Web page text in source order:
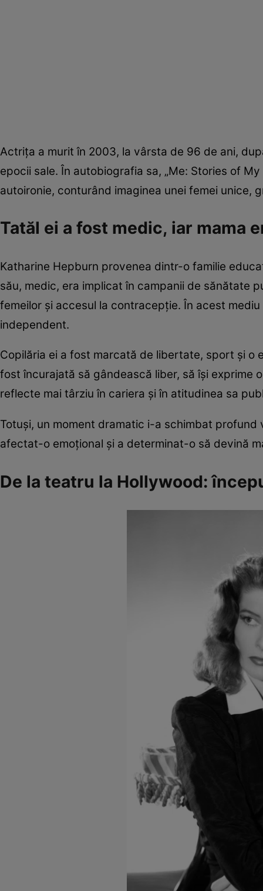
Actrița a murit în 2003, la vârsta de 96 de ani,
epocii sale. În autobiografia sa, „Me: Stories of
autoironie, conturând imaginea unei femei unice,
Tatăl ei a fost medic, iar mama
Katharine Hepburn provenea dintr-o familie
său, medic, era implicat în campanii de sănătate
femeilor și accesul la contracepție. În acest
independent.
Copilăria ei a fost marcată de libertate, sport și o
fost încurajată să gândească liber, să își exprime
reflecte mai târziu în cariera și în atitudinea sa
Totuși, un moment dramatic i-a schimbat
afectat-o emoțional și a determinat-o să devină
De la teatru la Hollywood: